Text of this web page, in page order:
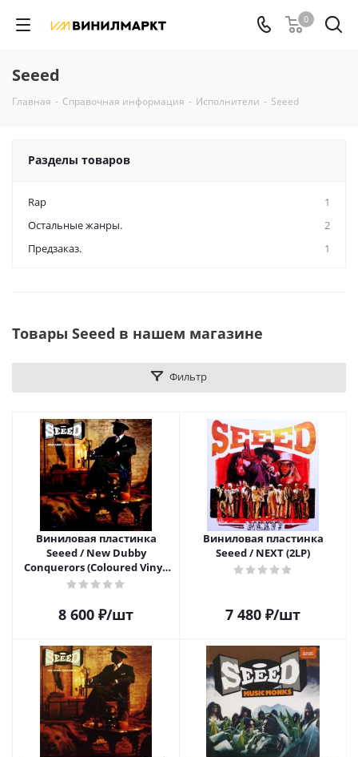
0
Seeed
Главная - Справочная информация - Исполнители - Seeed
Разделы товаров
Rap
1
Остальные жанры.
2
Предзаказ.
1
Товары Seeed в нашем магазине
Фильтр
Виниловая пластинка
Seeed / New Dubby
Conquerors (Coloured Vinyl)
(2LP)
8 600 ₽/шт
Виниловая пластинка
Seeed / NEXT (2LP)
7 480 ₽/шт